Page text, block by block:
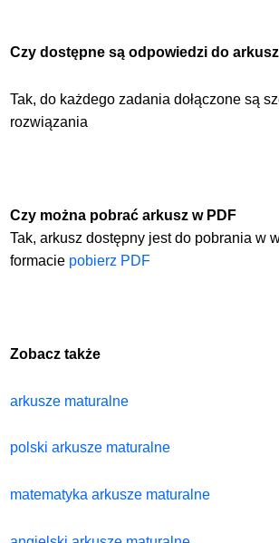
Czy dostępne są odpowiedzi do
Tak, do każdego zadania dołączone są
rozwiązania
Czy można pobrać arkusz w PDF
Tak, arkusz dostępny jest do pobrania w
formacie pobierz PDF
Zobacz także
arkusze maturalne
polski arkusze maturalne
matematyka arkusze maturalne